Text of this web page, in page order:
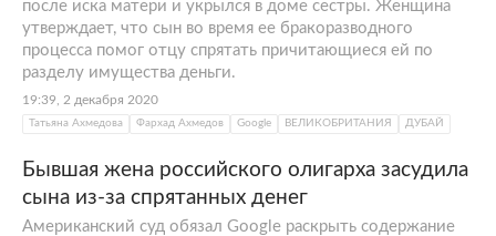
после иска матери и укрылся в доме сестры. Женщина
утверждает, что сын во время ее бракоразводного
процесса помог отцу спрятать причитающиеся ей по
разделу имущества деньги.
19:39, 2 декабря 2020
Татьяна Ахмедова Фархад Ахмедов Google ВЕЛИКОБРИТАНИЯ ДУБАЙ
Бывшая жена российского олигарха засудила
сына из-за спрятанных денег
Американский суд обязал Google раскрыть содержание